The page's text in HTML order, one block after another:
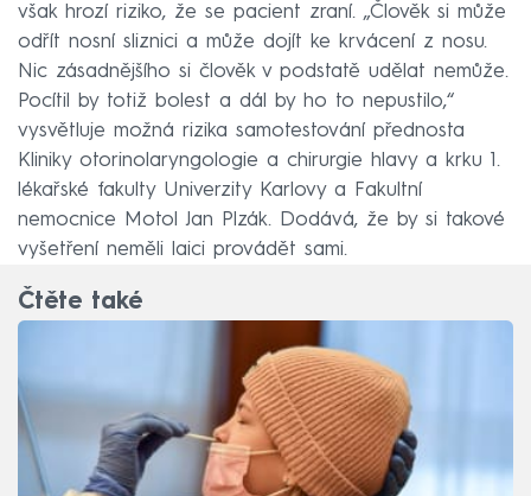
však hrozí riziko, že se pacient zraní. „Člověk si může
odřít nosní sliznici a může dojít ke krvácení z nosu.
Nic zásadnějšího si člověk v podstatě udělat nemůže.
Pocítil by totiž bolest a dál by ho to nepustilo,“
vysvětluje možná rizika samotestování přednosta
Kliniky otorinolaryngologie a chirurgie hlavy a krku 1.
lékařské fakulty Univerzity Karlovy a Fakultní
nemocnice Motol Jan Plzák. Dodává, že by si takové
vyšetření neměli laici provádět sami.
Čtěte také